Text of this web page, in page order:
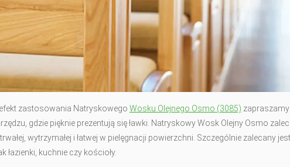
zastosowania Natryskowego Wosku Olejnego Osmo (3085)
gdzie pięknie prezentują się ławki. Natryskowy Wosk Olejny Osmo
wytrzymałej i łatwej w pielęgnacji powierzchni. Szczególnie zalecany
kuchnie czy kościoły.